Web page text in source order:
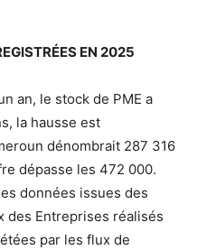
EN 2025
an, le stock de PME a
la hausse est
dénombrait 287 316
dépasse les 472 000.
données issues des
des Entreprises réalisés
par les flux de